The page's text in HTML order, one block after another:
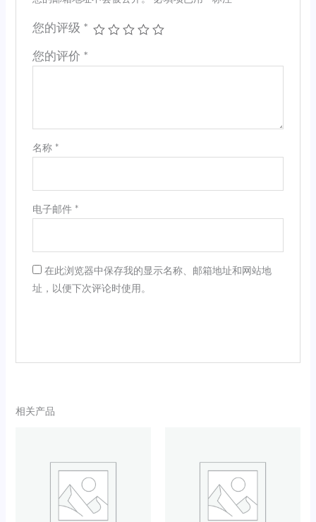
您的评级 *
您的评价 *
名称 *
电子邮件 *
在此浏览器中保存我的显示名称、邮箱地址和网站地
址，以便下次评论时使用。
相关产品